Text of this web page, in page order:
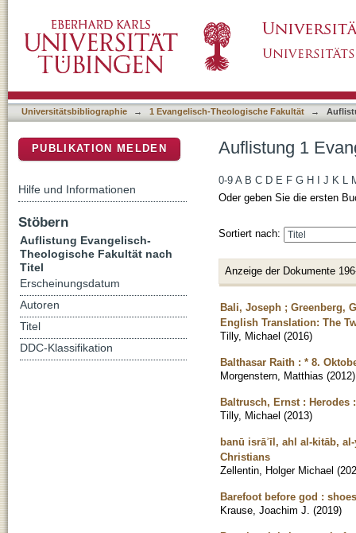
Universitätsbibliographie → 1 Evangelisch-Theologische Fakultät →
Auflistung 1
0-9 A B C D E F G H J K L
Oder geben Sie die ersten
Sortiert nach:
Anzeige der Dokumente
Bali, Joseph ; Greenberg,
English Translation: The
Tilly, Michael (2016)
Balthasar Raith : * 8.
Morgenstern, Matthias (2012)
Baltrusch, Ernst : Herodes
Tilly, Michael (2013)
banū isrāʾīl, ahl al-kitāb,
Christians
Zellentin, Holger Michael (
Barefoot before god :
Krause, Joachim J. (2019)
PUBLIKATION MELDEN
Hilfe und Informationen
Stöbern
Auflistung Evangelisch-
Theologische Fakultät nach
Titel
Erscheinungsdatum
Autoren
Titel
DDC-Klassifikation